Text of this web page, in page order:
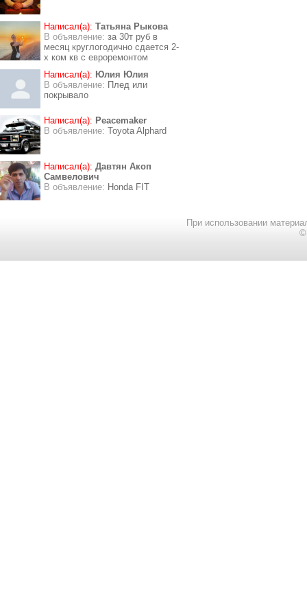
Написал(а): Татьяна Рыкова
В объявление: за 30т руб в
месяц круглогодично сдается 2-
х ком кв с евроремонтом
Написал(а): Юлия Юлия
В объявление: Плед или
покрывало
Написал(а): Peacemaker
В объявление: Toyota Alphard
Написал(а): Давтян Акоп
Самвелович
В объявление: Honda FIT
При использовании